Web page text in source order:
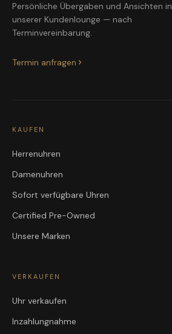
Persönliche Übergaben und Ansichten in
unserer Kundenlounge — nach
Terminvereinbarung.
Termin anfragen
KAUFEN
Herrenuhren
Damenuhren
Sofort verfügbare Uhren
Certified Pre-Owned
Unsere Marken
VERKAUFEN
Uhr verkaufen
Inzahlungnahme